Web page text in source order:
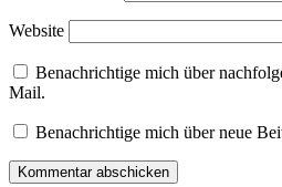
Website
Benachrichtige mich über
Mail.
Benachrichtige mich über neue